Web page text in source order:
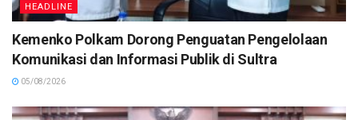
HEADLINE
Kemenko Polkam Dorong Penguatan Pengelolaan
Komunikasi dan Informasi Publik di Sultra
05/08/2026